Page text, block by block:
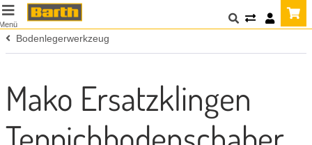
Bodenlegerwerkzeug
Mako Ersatzklingen